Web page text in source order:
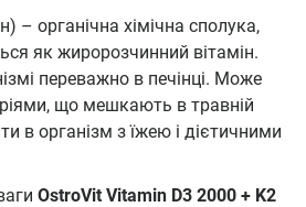
– органічна хімічна сполука,
як жиророзчинний вітамін.
переважно в печінці. Може
що мешкають в травній
в організм з їжею і дієтичними
OstroVit Vitamin D3 2000 + K2